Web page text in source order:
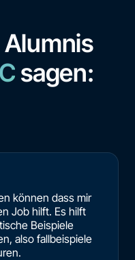
sagen:
können dass mir
Job hilft. Es hilft
Beispiele
also fallbeispiele